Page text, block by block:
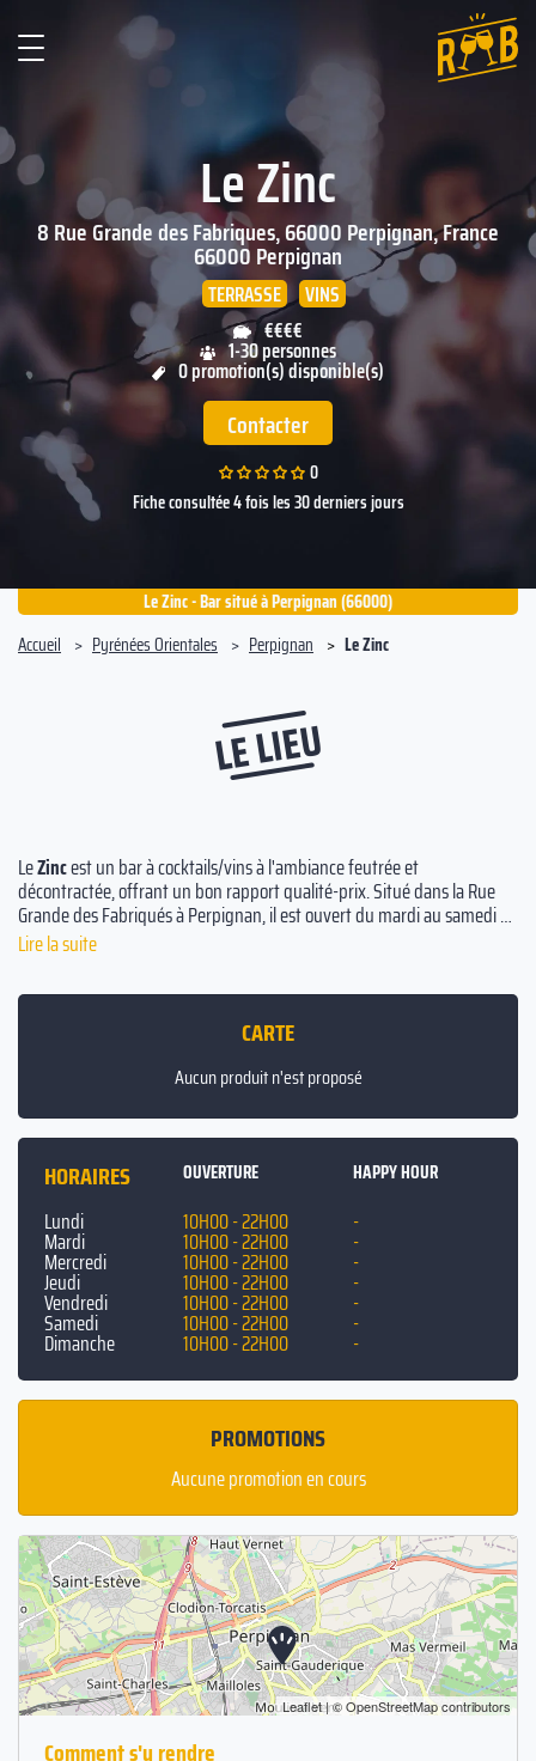
Le Zinc
8 Rue Grande des Fabriques, 66000 Perpignan, France
66000Perpignan
TERRASSE
VINS
€€€€
1-30 personnes
0 promotion(s) disponible(s)
Contacter
0
Fiche consultée 4 fois les 30 derniers jours
Le Zinc - Bar situé à Perpignan (66000)
Accueil
Pyrénées Orientales Perpignan Le Zinc
LE LIEU
LeZincest un bar à cocktails/vins à l'ambiance feutrée et
décontractée, offrant un bon rapport qualité-prix. Situé dans la Rue
Grande des Fabriqués à Perpignan, il est ouvert du mardi au samedi de
19h à 02h. Sa terrasse facile d'accès est l'endroit parfait pour déguster
Lire la suite
CARTE
Aucun produit n'est proposé
HORAIRES OUVERTURE HAPPY HOUR
Lundi 10H00 - 22H00 -
Mardi 10H00 - 22H00 -
Mercredi 10H00 - 22H00 -
Jeudi 10H00 - 22H00 -
Vendredi 10H00 - 22H00 -
Samedi 10H00 - 22H00 -
Dimanche 10H00 - 22H00 -
PROMOTIONS
Aucune promotion en cours
Leaflet| ©OpenStreetMapcontributors
Comment s'y rendre